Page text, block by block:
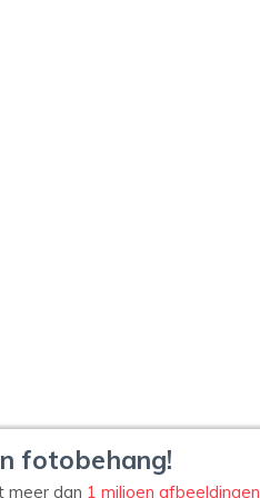
fotobehang!
meer dan 1 miljoen afbeeldingen